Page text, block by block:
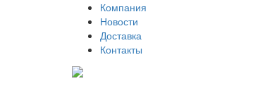
Компания
Новости
Доставка
Контакты